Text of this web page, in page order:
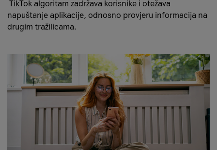
TikTok algoritam zadržava korisnike i otežava
napuštanje aplikacije, odnosno provjeru informacija na
drugim tražilicama.